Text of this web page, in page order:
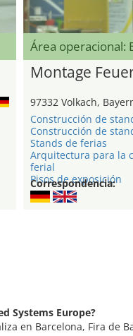
Área operacional:
Montage
97332 Volkach,
Construcción de
Construcción de
Stands de ferias
Arquitectura para la
ferial
Pisos de exposición
Correspondencia:
Systems Europe?
en Barcelona, Fira de